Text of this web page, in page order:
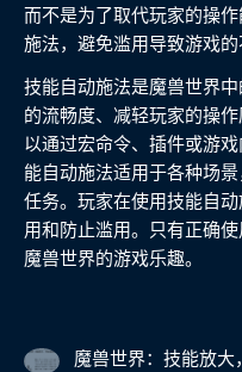
而不是为了取代玩家的操
施法，避免滥用导致游戏的
技能自动施法是魔兽世界
的流畅度、减轻玩家的操
以通过宏命令、插件或游
能自动施法适用于各种场
任务。玩家在使用技能自
用和防止滥用。只有正确
魔兽世界的游戏乐趣。
魔兽世界：技能放大